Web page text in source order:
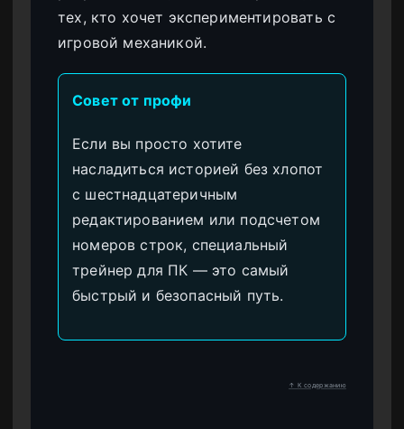
тех, кто хочет экспериментировать с
игровой механикой.
Совет от профи
Если вы просто хотите
насладиться историей без хлопот
с шестнадцатеричным
редактированием или подсчетом
номеров строк, специальный
трейнер для ПК — это самый
быстрый и безопасный путь.
↑ К содержанию